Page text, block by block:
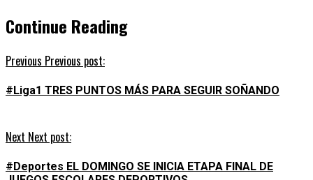
Continue Reading
Previous Previous post:
#Liga1 TRES PUNTOS MÁS PARA SEGUIR SOÑANDO
Next Next post:
#Deportes EL DOMINGO SE INICIA ETAPA FINAL DE